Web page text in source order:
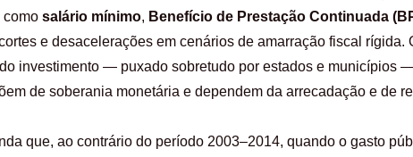
como salário mínimo, Benefício de Prestação Continuada
e desacelerações em cenários de amarração fiscal rígida.
investimento — puxado sobretudo por estados e municípios
de soberania monetária e dependem da arrecadação e de
que, ao contrário do período 2003–2014, quando o gasto